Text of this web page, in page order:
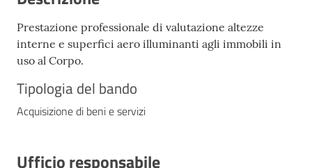
Prestazione professionale di valutazione altezze
interne e superfici aero illuminanti agli immobili in
uso al Corpo.
Tipologia del bando
Acquisizione di beni e servizi
Ufficio responsabile